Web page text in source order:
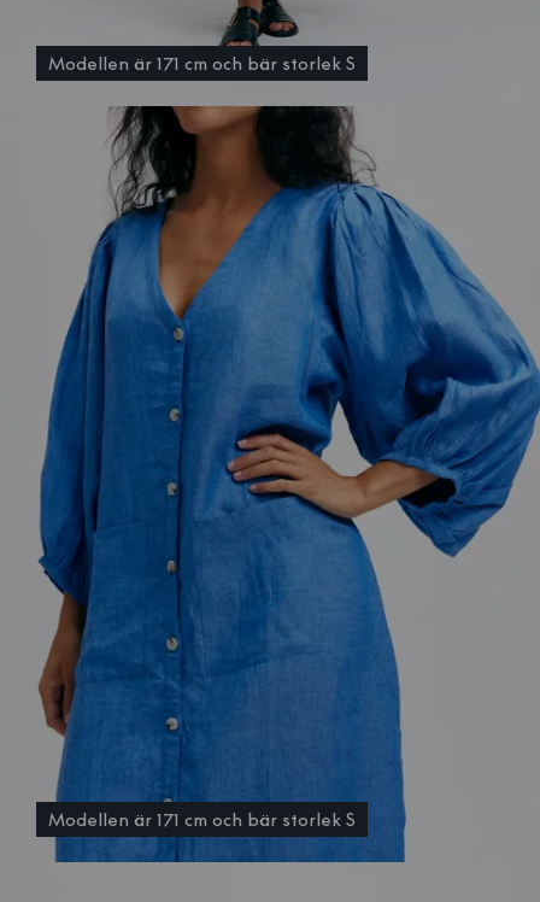
Modellen är 171 cm och bär storlek S
Modellen är 171 cm och bär storlek S